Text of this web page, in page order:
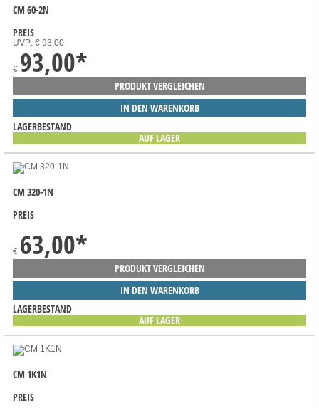
CM 60-2N
PREIS
UVP: € 93,00
€ 93,00*
PRODUKT VERGLEICHEN
IN DEN WARENKORB
LAGERBESTAND
AUF LAGER
CM 320-1N
PREIS
€ 63,00*
PRODUKT VERGLEICHEN
IN DEN WARENKORB
LAGERBESTAND
AUF LAGER
CM 1K1N
PREIS